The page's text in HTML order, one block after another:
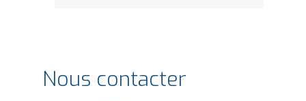
Nous contacter